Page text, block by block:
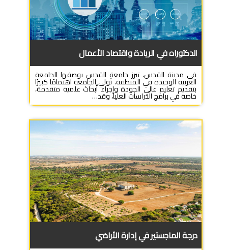
الدكتوراه في الريادة واقتصاد الأعمال
في مدينة القدس، تبرز جامعة القدس بوصفها الجامعة
العربية الوحيدة في المنطقة. تُولي الجامعة اهتمامًا كبيرًا
بتقديم تعليم عالي الجودة وإجراء أبحاث علمية متقدمة،
خاصة في برامج الدراسات العليا، وقد…
درجة الماجستير في إدارة الأراضي